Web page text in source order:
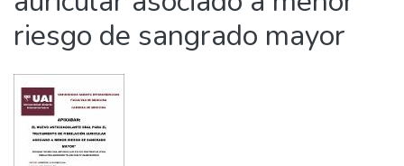
riesgo de sangrado mayor